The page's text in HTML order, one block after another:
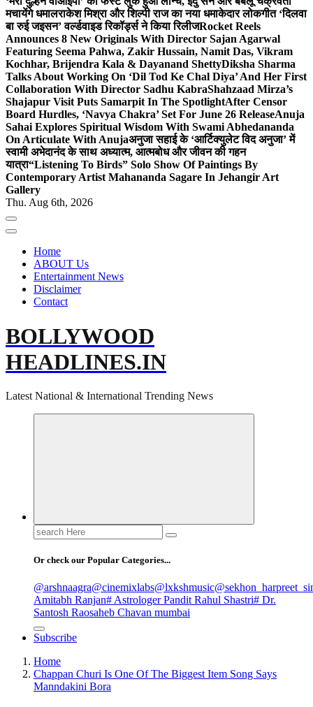
मचायेंगे धमालराकेश मिश्रा और शिल्पी राज का नया धमाकेदार लोकगीत ‘दिलवा
बा रुई जइसन’ वर्ल्डवाइड रिकॉर्ड्स ने किया रिलीजRocket Reels
Announces 8 New Originals With Director Sajan Agarwal
Featuring Seema Pahwa, Zakir Hussain, Namit Das, Vikram
Kochhar, Brijendra Kala & Dayanand ShettyDiksha Sharma
Talks About Working On ‘Dil Tod Ke Chal Diya’ And Her First
Collaboration With Director Sadhu KabraShahzaad Mirza’s
Shajapur Visit Puts Samarpit In The SpotlightAfter Censor
Board Hurdles, ‘Navya Chakra’ Set For June 26 ReleaseAnuja
Sahai Explores Spiritual Wisdom With Swami Abhedananda
On Articulate With Anujaअनुजा सहाई के ‘आर्टिक्युलेट विद अनुजा’ में
स्वामी अभेदानंद के साथ अध्यात्म, आत्मबोध और जीवन की गहन
यात्रा“Listening To Birds” Solo Show Of Paintings By
Contemporary Artist Mahananda Sagare In Jehangir Art
Gallery
Thu. Aug 6th, 2026
Home
ABOUT Us
Entertainment News
Disclaimer
Contact
BOLLYWOOD
HEADLINES.IN
Latest National & International Trending News
Search
for:
Or check our Popular Categories...
@arshnaagra@cinemixlabs@lxkshmusic
Amitabh Ranjan# Astrologer Pandit Rahul Shastri# Dr.
Santosh Raosaheb Chavan mumbai
Subscribe
Home
Chappan Churi Is One Of The Biggest Item Song Says
Manndakini Bora